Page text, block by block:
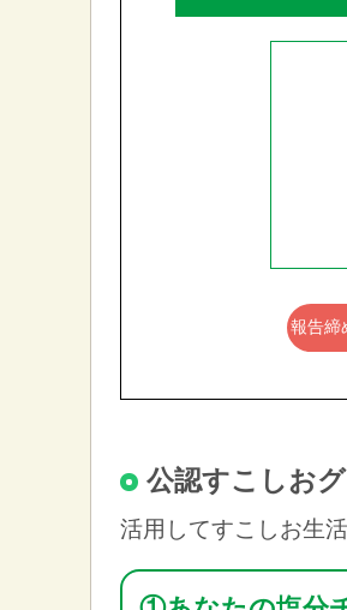
報告
公認すこしお
活用してすこしお生